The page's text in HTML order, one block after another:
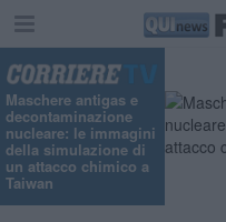
Maschere antigas e
decontaminazione
nucleare: le immagini
della simulazione di
un attacco chimico a
Taiwan